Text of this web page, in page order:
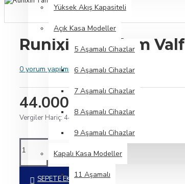
Yüksek Akış Kapasiteli
Açık Kasa Modeller
5 Aşamalı Cihazlar
6 Aşamalı Cihazlar
7 Aşamalı Cihazlar
8 Aşamalı Cihazlar
9 Aşamalı Cihazlar
Kapalı Kasa Modeller
11 Aşamalı
Runixin Tandem Valf
0 yorum yapılmış.- Yorum Yap
44.000,00TL
Vergiler Hariç: 44.000,00TL
SEPETE EKLE